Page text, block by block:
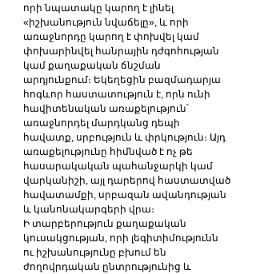
որի նպատակը կարող է լինել
«իշխանություն նվաճելը», և որի
առաջնորդը կարող է փոխվել կամ
փոխարինվել հանրային դժգոհության
կամ քաղաքական ճնշման
արդյունքում։ Եկեղեցին բազմադարյա
հոգևոր հաստատություն է, որն ունի
հավիտենական առաքելություն՝
առաջնորդել մարդկանց դեպի
հավատք, սրբություն և փրկություն։ Այդ
առաքելությունը հիմնված է ոչ թե
հասարակական պահանջարկի կամ
վարկանիշի, այլ դարերով հաստատված
հավատամքի, սրբազան ավանդության
և կանոնակարգերի վրա։
Ի տարբերություն քաղաքական
կուսակցության, որի լեգիտիմությունն
ու իշխանությունը բխում են
ժողովրդական ընտրությունից և